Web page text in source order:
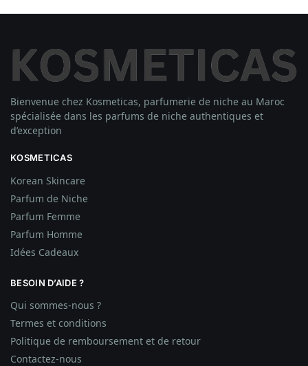
Bienvenue chez Kosmeticas, parfumerie de niche au Maroc
spécialisée dans les parfums de niche authentiques et
d’exception
KOSMETICAS
Korean Skincare
Parfum de Niche
Parfum Femme
Parfum Homme
Idées Cadeaux
BESOIN D’AIDE ?
Qui sommes-nous ?
Termes et conditions
Politique de remboursement et de retour
Contactez-nous